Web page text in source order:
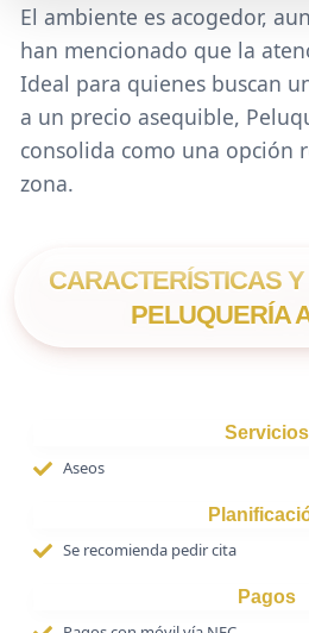
El ambiente es acogedor,
han mencionado que la
Ideal para quienes buscan
a un precio asequible,
consolida como una opción
zona.
CARACTERÍSTICAS
PELUQUERÍA
Servicios
Aseos
Se recomienda pedir cita
Pagos